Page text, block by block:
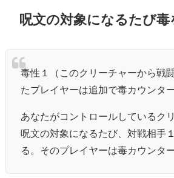
呪文の対象になるたび毒
毒性１（このクリーチャーから戦
たプレイヤーは追加で毒カウンタ
あなたがコントロールしているク
呪文の対象になるたび、対戦相手
る。そのプレイヤーは毒カウンタ